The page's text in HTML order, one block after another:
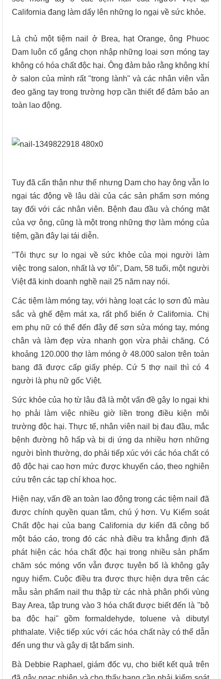
California đang làm dấy lên những lo ngại về sức khỏe.
Là chủ một tiệm nail ở Brea, hạt Orange, ông Phuoc
Dam luôn cố gắng chọn nhập những loại sơn móng tay
không có hóa chất độc hại. Ông đảm bảo rằng không khí
ở salon của mình rất "trong lành" và các nhân viên vẫn
đeo găng tay trong trường hợp cần thiết để đảm bảo an
toàn lao động.
Tuy đã cẩn thận như thế nhưng Dam cho hay ông vẫn lo
ngại tác động về lâu dài của các sản phẩm sơn móng
tay đối với các nhân viên. Bệnh đau đầu và chóng mặt
của vợ ông, cũng là một trong những thợ làm móng của
tiệm, gần đây lại tái diễn.
"Tôi thực sự lo ngại về sức khỏe của mọi người làm
việc trong salon, nhất là vợ tôi", Dam, 58 tuổi, một người
Việt đã kinh doanh nghề nail 25 năm nay nói.
Các tiệm làm móng tay, với hàng loạt các lọ sơn đủ màu
sắc và ghế đệm mát xa, rất phổ biến ở California. Chị
em phụ nữ có thể đến đây để sơn sửa móng tay, móng
chân và làm đẹp vừa nhanh gọn vừa phải chăng. Có
khoảng 120.000 thợ làm móng ở 48.000 salon trên toàn
bang đã được cấp giấy phép. Cứ 5 thợ nail thì có 4
người là phụ nữ gốc Việt.
Sức khỏe của họ từ lâu đã là một vấn đề gây lo ngại khi
họ phải làm việc nhiều giờ liền trong điều kiện môi
trường độc hại. Thực tế, nhân viên nail bị đau đầu, mắc
bệnh đường hô hấp và bị dị ứng da nhiều hơn những
người bình thường, do phải tiếp xúc với các hóa chất có
độ độc hại cao hơn mức được khuyến cáo, theo nghiên
cứu trên các tạp chí khoa học.
Hiện nay, vấn đề an toàn lao động trong các tiệm nail đã
được chính quyền quan tâm, chú ý hơn. Vụ Kiểm soát
Chất độc hại của bang California dự kiến đã công bố
một báo cáo, trong đó các nhà điều tra khẳng định đã
phát hiện các hóa chất độc hại trong nhiều sản phẩm
chăm sóc móng vốn vẫn được tuyên bố là không gây
nguy hiểm. Cuộc điều tra được thực hiện dựa trên các
mẫu sản phẩm nail thu thập từ các nhà phân phối vùng
Bay Area, tập trung vào 3 hóa chất được biết đến là "bộ
ba độc hại" gồm formaldehyde, toluene và dibutyl
phthalate. Việc tiếp xúc với các hóa chất này có thể dẫn
đến ung thư và gây dị tật bẩm sinh.
Bà Debbie Raphael, giám đốc vụ, cho biết kết quả trên